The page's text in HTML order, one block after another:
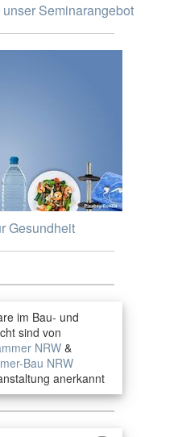
Seminarangebot
Gesundheit
im Bau- und
sind von
NRW&
Bau NRW
anerkannt